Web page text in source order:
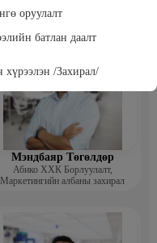
оруулалт
батлан даалт
хүрээлэн /Захирал/
Аж Үйлдвэрийн
/судлаач/
сургалтын төвийн нийгмийн
ажилтан, сургагч багш
Мэндбаяр Төгөлдөр
Абико ХХК Борлуулалт,
Маркетингийн албаны захирал